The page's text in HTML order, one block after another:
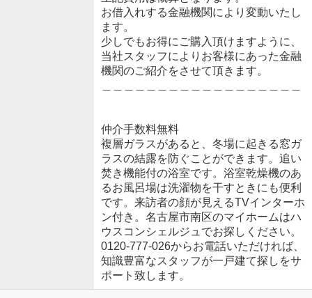
お借入れする金融機関により変動いたし
ます。
少しでもお得にご購入頂けますように、
当社スタッフによりお客様にあった金融
機関のご紹介をさせて頂きます。
仲介手数料無料
複層ガラスがあると、冬場に起きる窓ガ
ラスの結露を防ぐことができます。追い
焚き機能付の浴室です。浴室乾燥機のあ
るお風呂場は洗濯物を干すときにも便利
です。来訪者の顔が見えるTVインターホ
ン付き。名古屋市南区のマイホームはハ
ウスコンシェルジュでお探しください。
0120-777-026からお電話いただければ、
知識豊富なスタッフが一戸建て探しをサ
ポート致します。